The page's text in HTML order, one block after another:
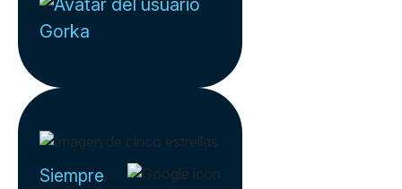
Gorka
Siempre